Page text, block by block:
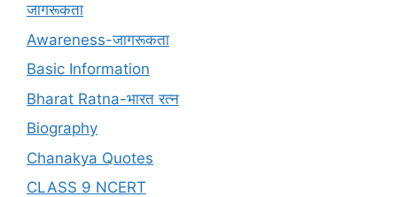
जागरूकता
Awareness-जागरूकता
Basic Information
Bharat Ratna-भारत रत्न
Biography
Chanakya Quotes
CLASS 9 NCERT